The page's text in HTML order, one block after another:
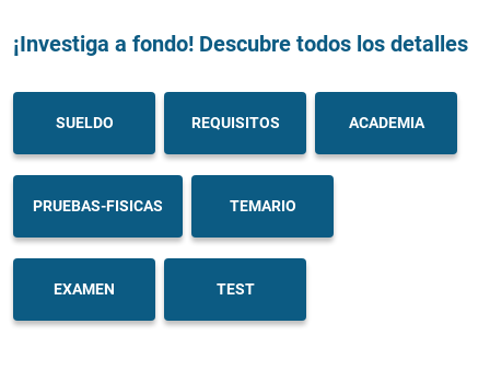
¡Investiga a fondo! Descubre todos los detalles
SUELDO REQUISITOS ACADEMIA
PRUEBAS-FISICAS TEMARIO
EXAMEN TEST